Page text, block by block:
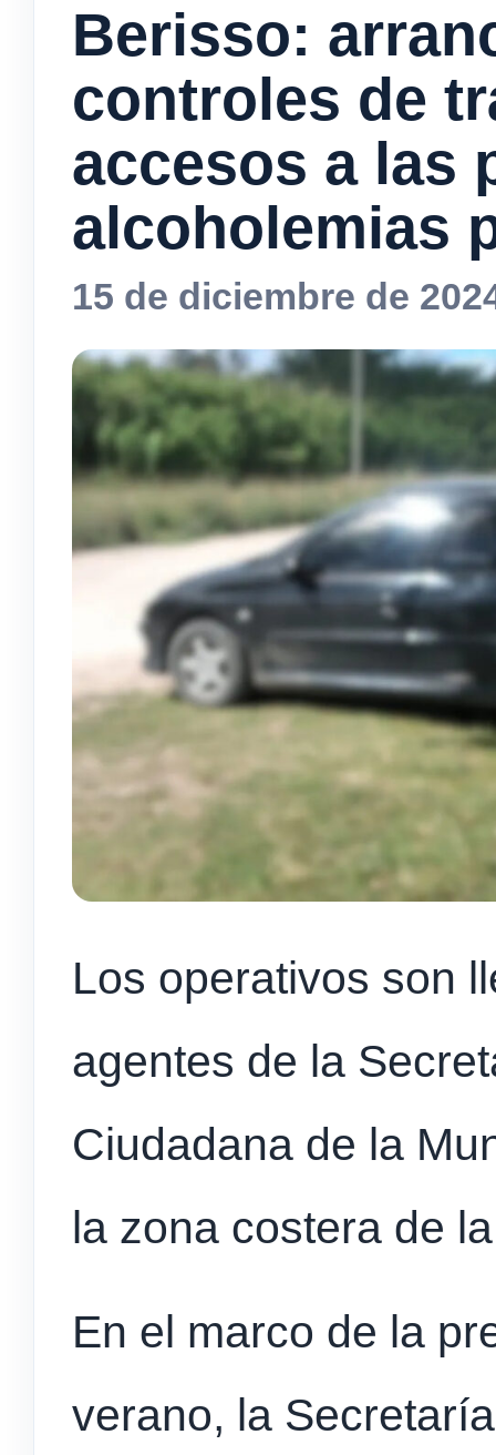
Berisso:
controles de
accesos a las
alcoholemias
15 de diciembre de
Los operativos son
agentes de la
Ciudadana de la
la zona costera de
En el marco de la
verano, la